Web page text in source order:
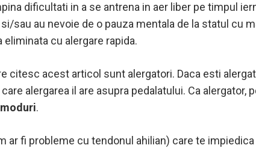
dificultati in a se antrena in aer liber pe timpul
sau au nevoie de o pauza mentala de la statul cu
cu alergare rapida.
citesc acest articol sunt alergatori. Daca esti
alergarea il are asupra pedalatului. Ca
.
ar fi probleme cu tendonul ahilian) care te